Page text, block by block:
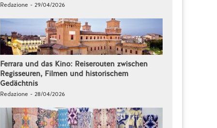
Redazione - 29/04/2026
Ferrara und das Kino: Reiserouten zwischen
Regisseuren, Filmen und historischem
Gedächtnis
Redazione - 28/04/2026